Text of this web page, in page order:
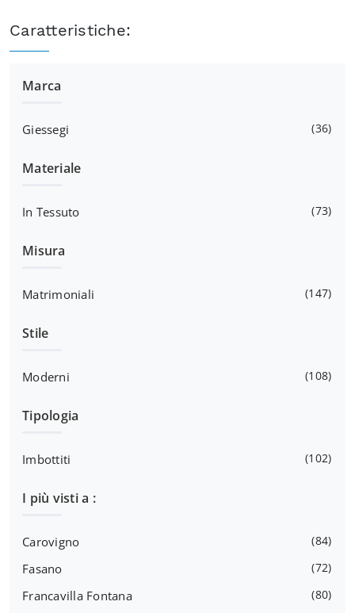
Caratteristiche:
Marca
Giessegi 36
Materiale
In Tessuto 73
Misura
Matrimoniali 147
Stile
Moderni 108
Tipologia
Imbottiti 102
I più visti a :
Carovigno 84
Fasano 72
Francavilla Fontana 80